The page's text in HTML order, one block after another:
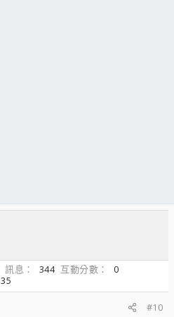
訊息 344 互動分數
0
35
#10